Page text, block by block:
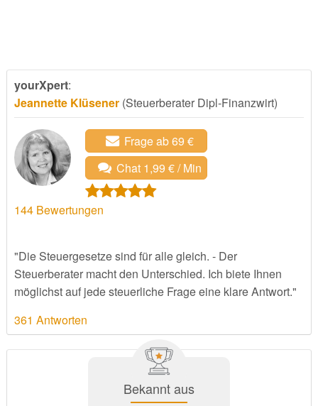
yourXpert:
Jeannette Klüsener(Steuerberater Dipl-Finanzwirt)
Frage ab 69 €
Chat 1,99 € / Min
144Bewertungen
"Die Steuergesetze sind für alle gleich. - Der
Steuerberater macht den Unterschied. Ich biete Ihnen
möglichst auf jede steuerliche Frage eine klare Antwort."
361 Antworten
Bekannt aus